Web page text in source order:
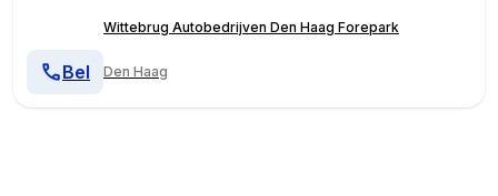
Wittebrug Autobedrijven Den Haag Forepark
Den Haag
Bel